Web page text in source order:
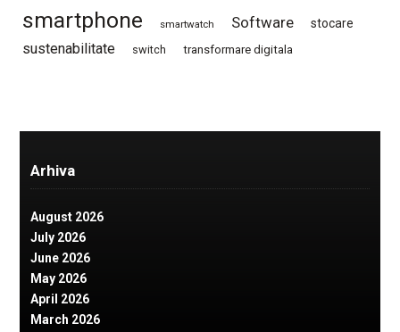
smartphone smartwatch Software stocare
sustenabilitate switch transformare digitala
Arhiva
August 2026
July 2026
June 2026
May 2026
April 2026
March 2026